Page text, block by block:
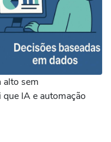
alto sem
que IA e automação